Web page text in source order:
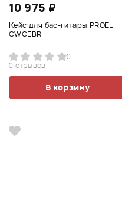
10 975 ₽
Кейс для бас-гитары PROEL
CWCEBR
0
0 отзывов
В корзину